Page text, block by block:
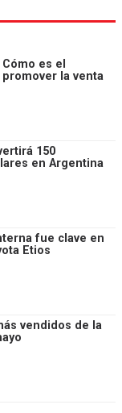
es el
la venta
150
en Argentina
fue clave en
Etios
vendidos de la